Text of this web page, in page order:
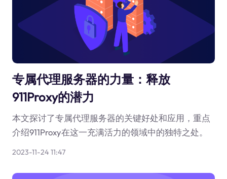
专属代理服务器的力量：释放
911Proxy的潜力
本文探讨了专属代理服务器的关键好处和应用，重点
介绍911Proxy在这一充满活力的领域中的独特之处。
2023-11-24 11:47